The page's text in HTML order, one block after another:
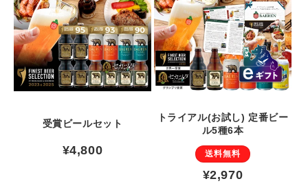
受賞ビールセット
¥4,800
トライアル(お試し) 定番ビー
ル5種6本
送料無料
¥2,970